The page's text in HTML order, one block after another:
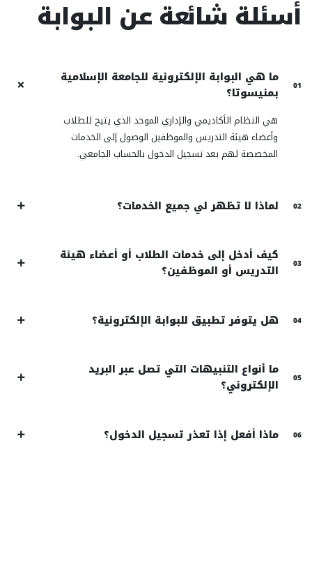
أسئلة شائعة عن البوابة
01
ما هي البوابة الإلكترونية للجامعة الإسلامية
بمنيسوتا؟
هي النظام الأكاديمي والإداري الموحد الذي يتيح للطلاب
وأعضاء هيئة التدريس والموظفين الوصول إلى الخدمات
المخصصة لهم بعد تسجيل الدخول بالحساب الجامعي.
02 لماذا لا تظهر لي جميع الخدمات؟
03
كيف أدخل إلى خدمات الطلاب أو أعضاء هيئة
التدريس أو الموظفين؟
04 هل يتوفر تطبيق للبوابة الإلكترونية؟
05
ما أنواع التنبيهات التي تصل عبر البريد
الإلكتروني؟
06 ماذا أفعل إذا تعذر تسجيل الدخول؟